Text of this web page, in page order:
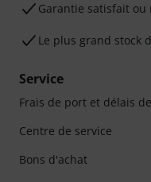
Garantie satisfait ou
Le plus grand stock
Service
Frais de port et délais
Centre de service
Bons d'achat